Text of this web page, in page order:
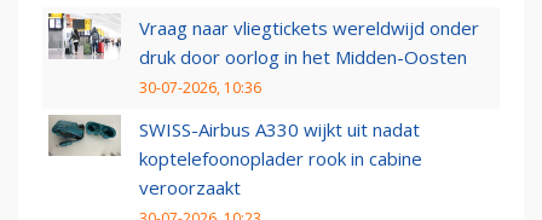
Vraag naar vliegtickets wereldwijd onder
druk door oorlog in het Midden-Oosten
30-07-2026, 10:36
SWISS-Airbus A330 wijkt uit nadat
koptelefoonoplader rook in cabine
veroorzaakt